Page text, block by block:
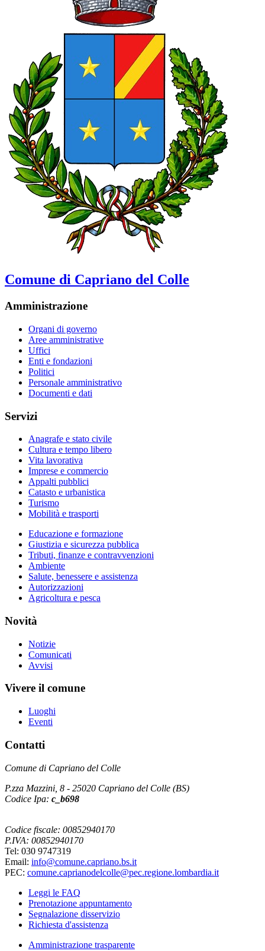
Comune di Capriano del Colle
Amministrazione
Organi di governo
Aree amministrative
Uffici
Enti e fondazioni
Politici
Personale amministrativo
Documenti e dati
Servizi
Anagrafe e stato civile
Cultura e tempo libero
Vita lavorativa
Imprese e commercio
Appalti pubblici
Catasto e urbanistica
Turismo
Mobilità e trasporti
Educazione e formazione
Giustizia e sicurezza pubblica
Tributi, finanze e contravvenzioni
Ambiente
Salute, benessere e assistenza
Autorizzazioni
Agricoltura e pesca
Novità
Notizie
Comunicati
Avvisi
Vivere il comune
Luoghi
Eventi
Contatti
Comune di Capriano del Colle
P.zza Mazzini, 8 - 25020 Capriano del Colle (BS)
Codice Ipa: c_b698
Codice fiscale: 00852940170
P.IVA: 00852940170
Tel: 030 9747319
Email: info@comune.capriano.bs.it
PEC: comune.caprianodelcolle@pec.regione.lombardia.it
Leggi le FAQ
Prenotazione appuntamento
Segnalazione disservizio
Richiesta d'assistenza
Amministrazione trasparente